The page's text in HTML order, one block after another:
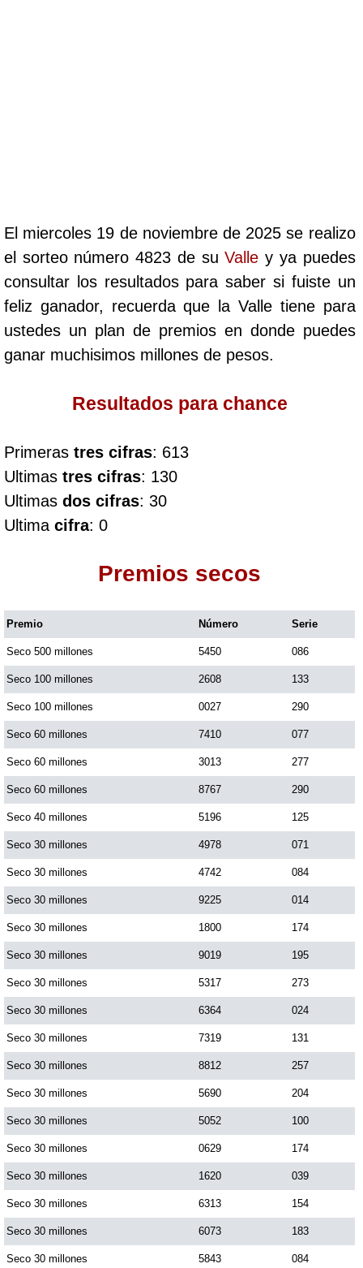
Cafeterito Noche
Caribeña Día
Caribeña Noche
Culona día
Culona noche
Dorado Mañana
Dorado Noche
Fantástica Día
Fantástica Noche
Motilon Tarde
Motilon Noche
Paisita Día
Paisita Noche
Paisita 3
Pick 3 Día
Pick 3 Noche
Pick 4 Día
Pick 4 Noche
El miercoles 19 de noviembre de 2025 se realizo
el sorteo número 4823 de suValle y ya puedes
consultar los resultados para saber si fuiste un
feliz ganador, recuerda que la Valle tiene para
ustedes un plan de premios en donde puedes
ganar muchisimos millones de pesos.
Resultados para chance
Primeras tres cifras: 613
Ultimas tres cifras: 130
Ultimas dos cifras: 30
Ultima cifra: 0
Premios secos
Premio Número Serie
Seco 500 millones 5450 086
Seco 100 millones 2608 133
Seco 100 millones 0027 290
Seco 60 millones 7410 077
Seco 60 millones 3013 277
Seco 60 millones 8767 290
Seco 40 millones 5196 125
Seco 30 millones 4978 071
Seco 30 millones 4742 084
Seco 30 millones 9225 014
Seco 30 millones 1800 174
Seco 30 millones 9019 195
Seco 30 millones 5317 273
Seco 30 millones 6364 024
Seco 30 millones 7319 131
Seco 30 millones 8812 257
Seco 30 millones 5690 204
Seco 30 millones 5052 100
Seco 30 millones 0629 174
Seco 30 millones 1620 039
Seco 30 millones 6313 154
Seco 30 millones 6073 183
Seco 30 millones 5843 084